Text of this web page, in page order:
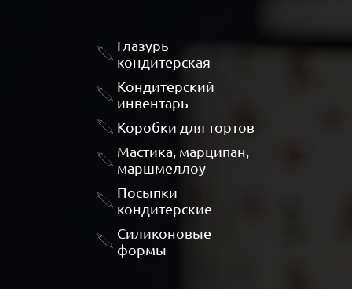
Глазурь
кондитерская
Кондитерский
инвентарь
Коробки для тортов
Мастика, марципан,
маршмеллоу
Посыпки
кондитерские
Силиконовые
формы